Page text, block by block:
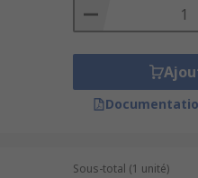
and ideal for
Sous-total (1 unité)